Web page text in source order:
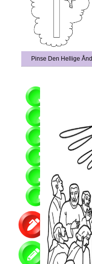
Pinse Den Hellige Ånd